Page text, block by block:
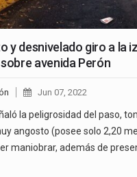
y desnivelado giro a la
avenida Perón
Jun 07, 2022
la peligrosidad del paso,
angosto (posee solo 2,20
maniobrar, además de